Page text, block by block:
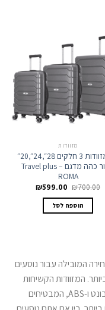
מזוודות
סט מזוודות 3 חלקים 28״,24״,20״
אפור כהה מדגם Travel plus –
ROMA
₪700.00 המחיר
היה:
₪700.00.
₪599.00 המחיר
הוספה לסל
המובילה עבור נוסעים
המזוודות הקשיחות
מיוצרות מחומרים עמידים במיוחד כמו פוליקרבונט ו-ABS, המבטיחים